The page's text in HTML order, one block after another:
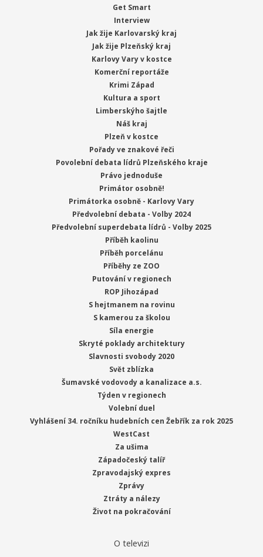
Get Smart
Interview
Jak žije Karlovarský kraj
Jak žije Plzeňský kraj
Karlovy Vary v kostce
Komerční reportáže
Krimi Západ
Kultura a sport
Limberskýho šajtle
Náš kraj
Plzeň v kostce
Pořady ve znakové řeči
Povolební debata lídrů Plzeňského kraje
Právo jednoduše
Primátor osobně!
Primátorka osobně - Karlovy Vary
Předvolební debata - Volby 2024
Předvolební superdebata lídrů - Volby 2025
Příběh kaolinu
Příběh porcelánu
Příběhy ze ZOO
Putování v regionech
ROP Jihozápad
S hejtmanem na rovinu
S kamerou za školou
Síla energie
Skryté poklady architektury
Slavnosti svobody 2020
Svět zblízka
Šumavské vodovody a kanalizace a.s.
Týden v regionech
Volební duel
Vyhlášení 34. ročníku hudebních cen Žebřík za rok 2025
WestCast
Za ušima
Západočeský talíř
Zpravodajský expres
Zprávy
Ztráty a nálezy
Život na pokračování
O televizi